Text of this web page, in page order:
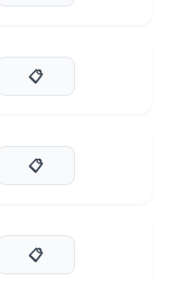
📋
📋
📋